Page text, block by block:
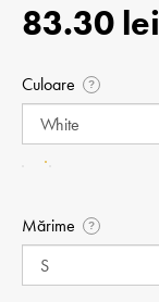
83.30 lei
Culoare ?
Mărime ?